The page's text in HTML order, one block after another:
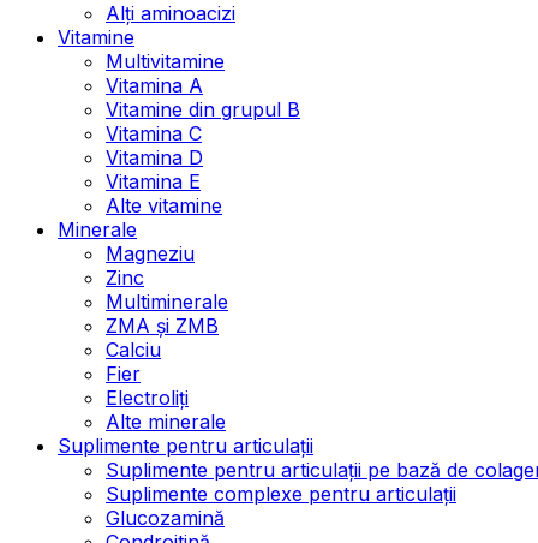
Alți aminoacizi
Vitamine
Multivitamine
Vitamina A
Vitamine din grupul B
Vitamina C
Vitamina D
Vitamina E
Alte vitamine
Minerale
Magneziu
Zinc
Multiminerale
ZMA și ZMB
Calciu
Fier
Electroliți
Alte minerale
Suplimente pentru articulații
Suplimente pentru articulații pe bază de
Suplimente complexe pentru articulații
Glucozamină